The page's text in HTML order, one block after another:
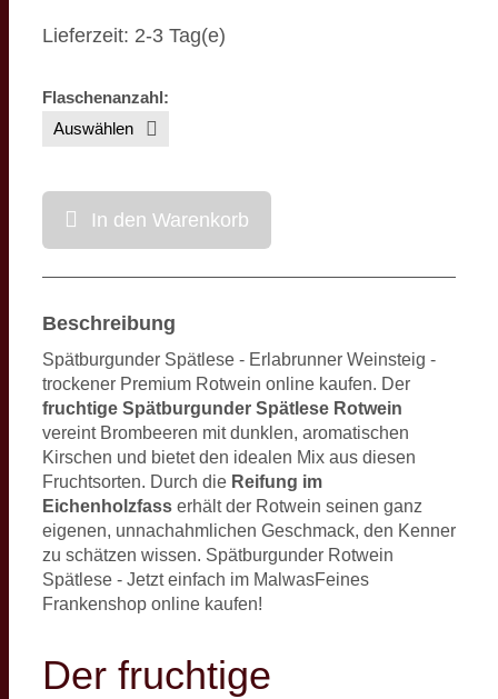
Lieferzeit: 2-3 Tag(e)
Flaschenanzahl:
In den Warenkorb
Beschreibung
Spätburgunder Spätlese - Erlabrunner Weinsteig -
trockener Premium Rotwein online kaufen. Der
fruchtige Spätburgunder Spätlese Rotwein
vereint Brombeeren mit dunklen, aromatischen
Kirschen und bietet den idealen Mix aus diesen
Fruchtsorten. Durch die Reifung im
Eichenholzfass erhält der Rotwein seinen ganz
eigenen, unnachahmlichen Geschmack, den Kenner
zu schätzen wissen. Spätburgunder Rotwein
Spätlese - Jetzt einfach im MalwasFeines
Frankenshop online kaufen!
Der fruchtige